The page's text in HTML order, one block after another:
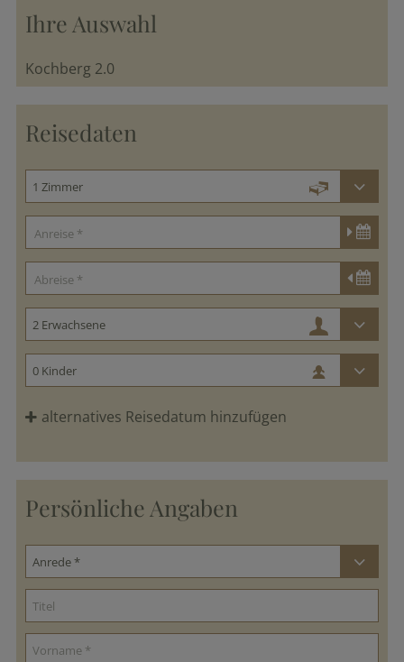
&
Ihre Auswahl
Kochberg 2.0
Reisedaten
alternatives Reisedatum hinzufügen
Persönliche Angaben